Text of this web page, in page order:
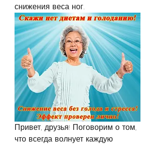
снижения веса ног.
Привет, друзья! Поговорим о том,
что всегда волнует каждую